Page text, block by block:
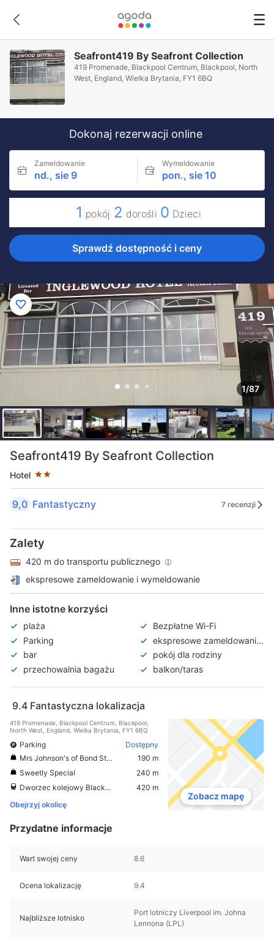
Seafront419 By Seafront Collection
419 Promenade, Blackpool Centrum, Blackpool, North
West, England, Wielka Brytania, FY1 6BQ
Dokonaj rezerwacji online
Zameldowanie
nd., sie 9
Wymeldowanie
pon., sie 10
1 pokój 2 dorośli 0 Dzieci
Sprawdź dostępność i ceny
1/87
Seafront419 By Seafront Collection
Hotel
Liczba gwiazdek: 2
9,0 Fantastyczny 7 recenzji
Zalety
420 m do transportu publicznego
ekspresowe zameldowanie i wymeldowanie
Inne istotne korzyści
plaża
Bezpłatne Wi-Fi
Parking
ekspresowe zameldowanie
i wymeldowanie
bar
pokój dla rodziny
przechowalnia bagażu
balkon/taras
9.4 Fantastyczna lokalizacja
419 Promenade, Blackpool Centrum, Blackpool,
North West, England, Wielka Brytania, FY1 6BQ
Parking
Dostępny
Mrs Johnson's of Bond Street
190 m
Sweetly Special
240 m
Dworzec kolejowy Blackpool South
420 m
Obejrzyj okolicę
Zobacz mapę
Przydatne informacje
Wart swojej ceny 8.6
Ocena lokalizację 9.4
Najbliższe lotnisko
Port lotniczy Liverpool im. Johna
Lennona (LPL)